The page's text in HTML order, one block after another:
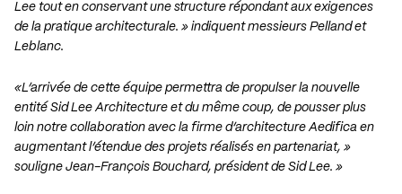
Lee tout en conservant une structure répondant aux exigences
de la pratique architecturale. » indiquent messieurs Pelland et
Leblanc.
«L’arrivée de cette équipe permettra de propulser la nouvelle
entité Sid Lee Architecture et du même coup, de pousser plus
loin notre collaboration avec la firme d’architecture Aedifica en
augmentant l’étendue des projets réalisés en partenariat, »
souligne Jean-François Bouchard, président de Sid Lee. »